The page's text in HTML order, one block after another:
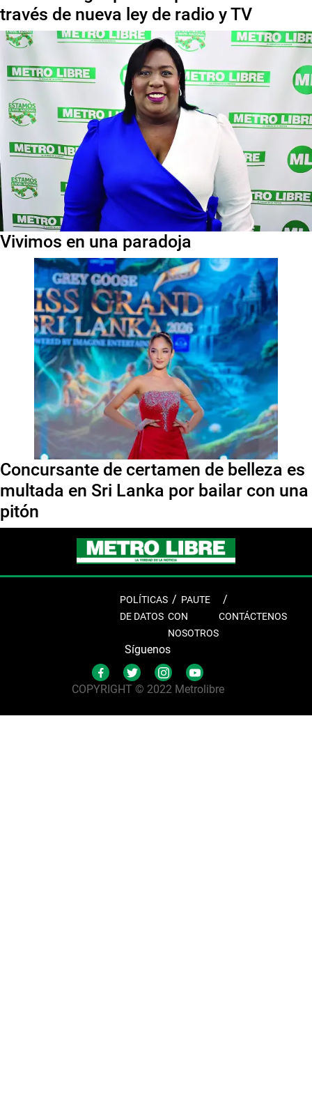
través de nueva ley de radio y TV
Vivimos en una paradoja
Concursante de certamen de belleza es
multada en Sri Lanka por bailar con una
pitón
POLÍTICAS
DE DATOS
PAUTE
CON
NOSOTROS
CONTÁCTENOS
Síguenos
COPYRIGHT © 2022 Metrolibre